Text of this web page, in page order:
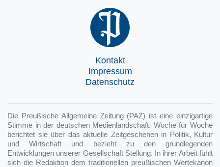
Kontakt
Impressum
Datenschutz
Die Preußische Allgemeine Zeitung (PAZ) ist eine einzigartige
Stimme in der deutschen Medienlandschaft. Woche für Woche
berichtet sie über das aktuelle Zeitgeschehen in Politik, Kultur
und Wirtschaft und bezieht zu den grundlegenden
Entwicklungen unserer Gesellschaft Stellung. In ihrer Arbeit fühlt
sich die Redaktion dem traditionellen preußischen Wertekanon